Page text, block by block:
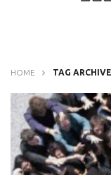
HOME TAG